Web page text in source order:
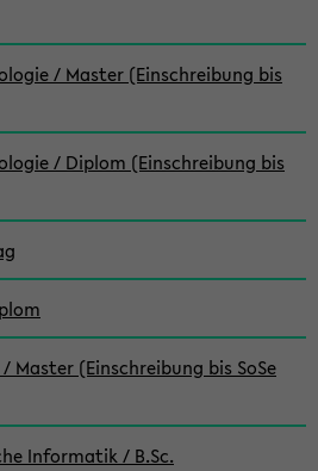
/ Master (Einschreibung bis
/ Diplom (Einschreibung bis
Master (Einschreibung bis SoSe
Informatik / B.Sc.